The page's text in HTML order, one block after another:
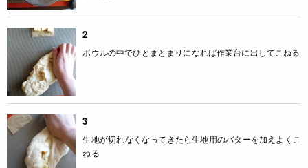
2
ボウルの中でひとまとまりになれば作業台に出してこねる
3
生地が切れなくなってきたら生地用のバターを加えよくこ
ねる